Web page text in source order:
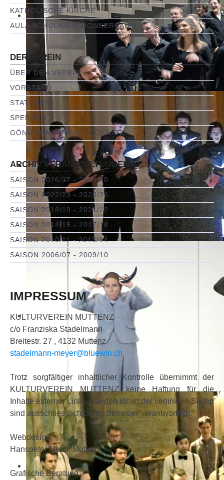
KATHOLISCHE KIRCHE
AULA SCHULHAUS DONNERBAUM
DER VEREIN
ÜBER DEN VEREIN
VORSTAND
STATUTEN
SPENDEN
GÖNNERINNEN UND GÖNNER
ARCHIV VERANSTALTUNGEN
SAISON 2026/27 - 2029/30
SAISON 2022/23 - 2025/26
SAISON 2018/19 - 2021/22
SAISON 2014/15 - 2017/18
SAISON 2010/11 - 2013/14
SAISON 2006/07 - 2009/10
IMPRESSUM
KULTURVEREIN MUTTENZ
c/o Franziska Stadelmann
Breitestr. 27 , 4132 Muttenz
stadelmann-meyer@bluewin.ch
Trotz sorgfältiger inhaltlicher Kontrolle übernimmt der
KULTURVEREIN MUTTENZ keine Haftung für die
Inhalte externer Links. Für den Inhalt der verlinkten Seiten
sind ausschliesslich deren Betreiber verantwortlich.
Webdesign
Hanspeter Meier, Muttenz
Grafische Beratung